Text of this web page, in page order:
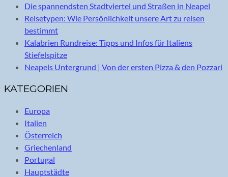
Die spannendsten Stadtviertel und Straßen in Neapel
Reisetypen: Wie Persönlichkeit unsere Art zu reisen
bestimmt
Kalabrien Rundreise: Tipps und Infos für Italiens
Stiefelspitze
Neapels Untergrund | Von der ersten Pizza & den Pozzari
KATEGORIEN
Europa
Italien
Österreich
Griechenland
Portugal
Hauptstädte